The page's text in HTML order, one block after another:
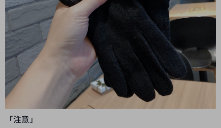
「注意」